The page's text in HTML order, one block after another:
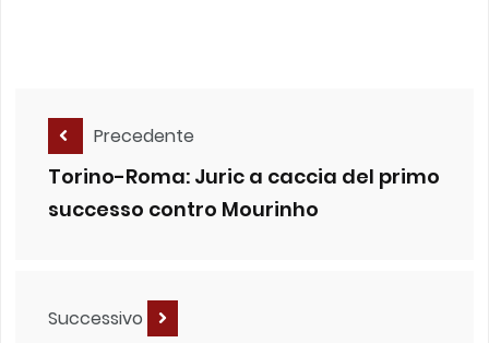
Precedente
Torino-Roma: Juric a caccia del primo
successo contro Mourinho
Successivo